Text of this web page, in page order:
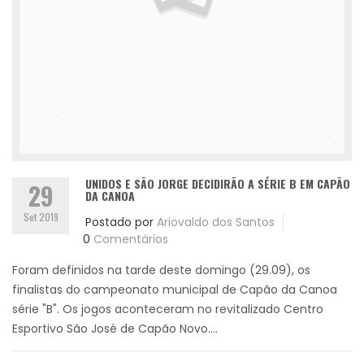
29
Set 2019
UNIDOS E SÃO JORGE DECIDIRÃO A SÉRIE B EM CAPÃO
DA CANOA
Postado por Ariovaldo dos Santos
0 Comentários
Foram definidos na tarde deste domingo (29.09), os
finalistas do campeonato municipal de Capão da Canoa
série "B". Os jogos aconteceram no revitalizado Centro
Esportivo São José de Capão Novo....